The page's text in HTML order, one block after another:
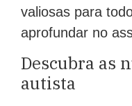
valiosas para
aprofundar no
Descubra as
autista